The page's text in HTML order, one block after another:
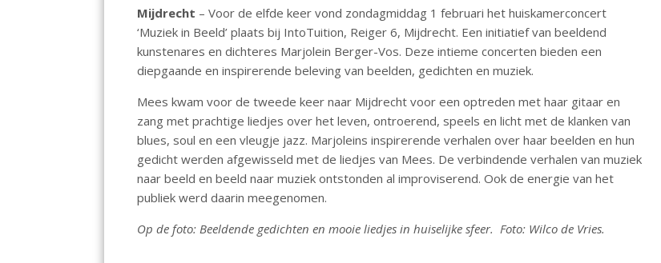
e
b
o
o
k
at
s
A
p
p
ai
l
Mijdrecht – Voor de elfde keer vond zondagmiddag 1 februari het huiskamerconcert
‘Muziek in Beeld’ plaats bij IntoTuition, Reiger 6, Mijdrecht. Een initiatief van beeldend
kunstenares en dichteres Marjolein Berger-Vos. Deze intieme concerten bieden een
diepgaande en inspirerende beleving van beelden, gedichten en muziek.
Mees kwam voor de tweede keer naar Mijdrecht voor een optreden met haar gitaar en
zang met prachtige liedjes over het leven, ontroerend, speels en licht met de klanken van
blues, soul en een vleugje jazz. Marjoleins inspirerende verhalen over haar beelden en hun
gedicht werden afgewisseld met de liedjes van Mees. De verbindende verhalen van muziek
naar beeld en beeld naar muziek ontstonden al improviserend. Ook de energie van het
publiek werd daarin meegenomen.
Op de foto: Beeldende gedichten en mooie liedjes in huiselijke sfeer. Foto: Wilco de Vries.